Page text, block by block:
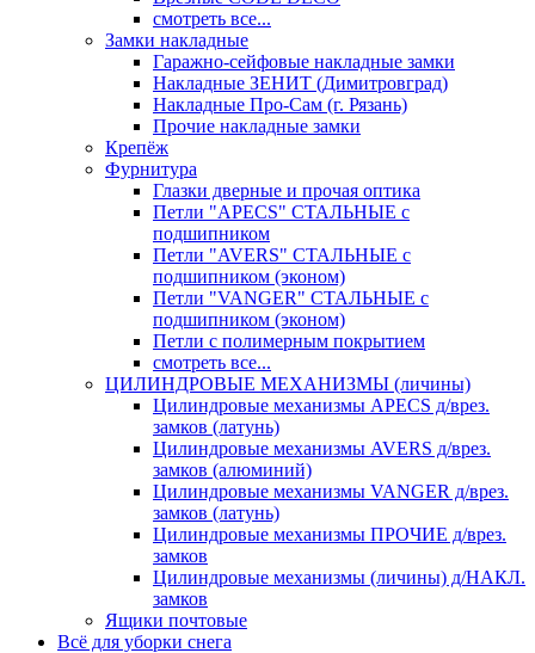
смотреть все...
Замки накладные
Гаражно-сейфовые накладные замки
Накладные ЗЕНИТ (Димитровград)
Накладные Про-Сам (г. Рязань)
Прочие накладные замки
Крепёж
Фурнитура
Глазки дверные и прочая оптика
Петли "APECS" СТАЛЬНЫЕ с
подшипником
Петли "AVERS" СТАЛЬНЫЕ с
подшипником (эконом)
Петли "VANGER" СТАЛЬНЫЕ с
подшипником (эконом)
Петли с полимерным покрытием
смотреть все...
ЦИЛИНДРОВЫЕ МЕХАНИЗМЫ (личины)
Цилиндровые механизмы APECS д/врез.
замков (латунь)
Цилиндровые механизмы AVERS д/врез.
замков (алюминий)
Цилиндровые механизмы VANGER д/врез.
замков (латунь)
Цилиндровые механизмы ПРОЧИЕ д/врез.
замков
Цилиндровые механизмы (личины) д/НАКЛ.
замков
Ящики почтовые
Всё для уборки снега